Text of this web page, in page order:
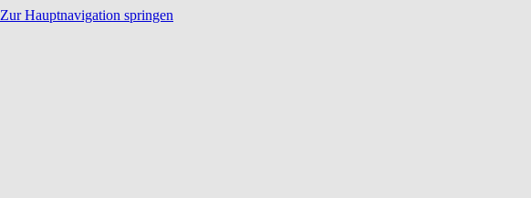
Zur Hauptnavigation springen